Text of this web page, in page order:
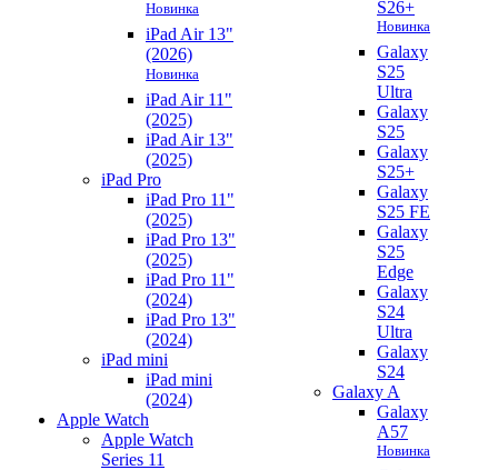
Новинка
iPad Air 13"
(2026)
Новинка
iPad Air 11"
(2025)
iPad Air 13"
(2025)
iPad Pro
iPad Pro 11"
(2025)
iPad Pro 13"
(2025)
iPad Pro 11"
(2024)
iPad Pro 13"
(2024)
iPad mini
iPad mini
(2024)
Apple Watch
Apple Watch
Series 11
S26+
Новинка
Galaxy
S25
Ultra
Galaxy
S25
Galaxy
S25+
Galaxy
S25 FE
Galaxy
S25
Edge
Galaxy
S24
Ultra
Galaxy
S24
Galaxy A
Galaxy
A57
Новинка